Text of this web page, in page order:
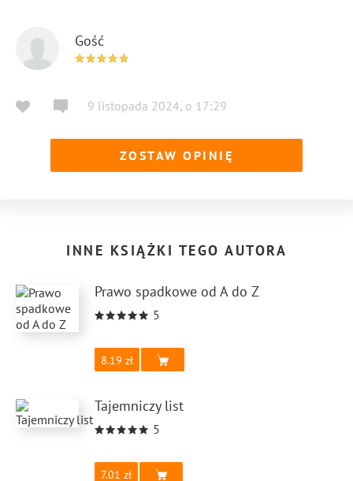
Gość
9 listopada 2024, o 17:29
ZOSTAW OPINIĘ
INNE KSIĄŻKI TEGO AUTORA
Prawo spadkowe od A do Z
5
8.19
Tajemniczy list
5
7.01